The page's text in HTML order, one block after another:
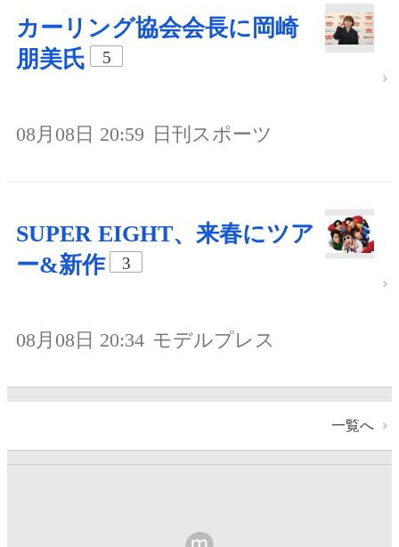
カーリング協会会長に岡崎
朋美氏
5
08月08日 20:59 日刊スポーツ
SUPER EIGHT、来春にツア
ー&新作
3
08月08日 20:34 モデルプレス
一覧へ